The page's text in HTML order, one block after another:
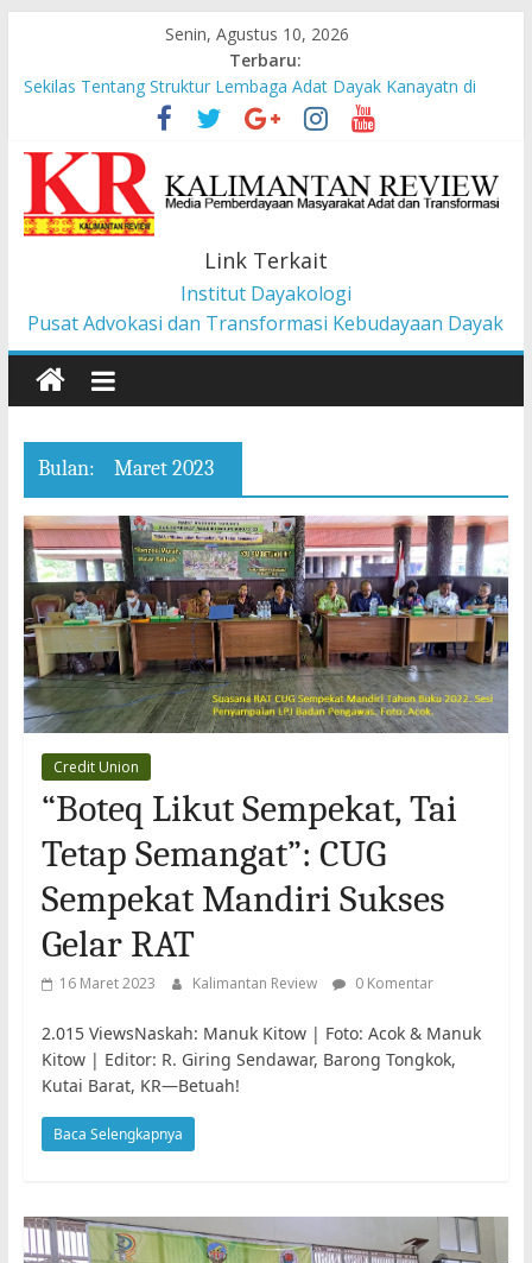
Senin, Agustus 10, 2026
Terbaru:
Liawandira: Menenun Masa Depan Dayak Iban dari Lauk
Rugun, Ketemenggungan Jalai Lintang
Sekilas Tentang Struktur Lembaga Adat Dayak Kanayatn di
Binua Kaca’
Masyarakat Adat Suku Balik Bersama AMAN Gugat UU IKN ke
Mahkamah Konstitusi
Pesan dari Pameran tentang Kisah-kisah dari Hulu Fragmen
Ruang Hidup Dayak Iban
Pembangunan Berbasis Budaya Masyarakat Adat: Pelajaran
dari CU à la Gerakan Pemberdayaan Pancur Kasih
Link Terkait
Institut Dayakologi
Pusat Advokasi dan Transformasi Kebudayaan Dayak
Bulan: Maret 2023
Credit Union
“Boteq Likut Sempekat, Tai
Tetap Semangat”: CUG
Sempekat Mandiri Sukses
Gelar RAT
16 Maret 2023 Kalimantan Review 0 Komentar
2.015 ViewsNaskah: Manuk Kitow | Foto: Acok & Manuk
Kitow | Editor: R. Giring Sendawar, Barong Tongkok,
Kutai Barat, KR—Betuah!
Baca Selengkapnya